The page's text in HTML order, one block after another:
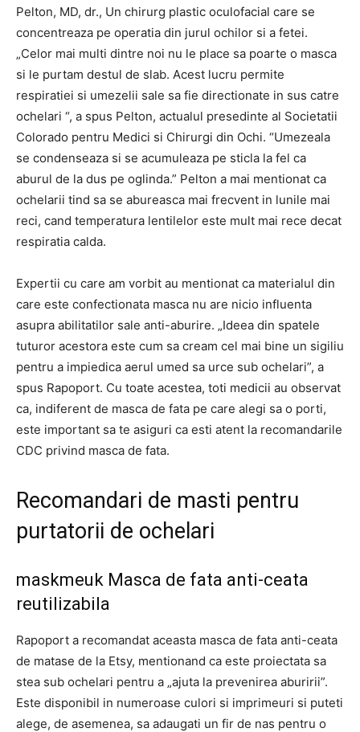
Pelton, MD, dr., Un chirurg plastic oculofacial care se
concentreaza pe operatia din jurul ochilor si a fetei.
„Celor mai multi dintre noi nu le place sa poarte o masca
si le purtam destul de slab. Acest lucru permite
respiratiei si umezelii sale sa fie directionate in sus catre
ochelari “, a spus Pelton, actualul presedinte al Societatii
Colorado pentru Medici si Chirurgi din Ochi. “Umezeala
se condenseaza si se acumuleaza pe sticla la fel ca
aburul de la dus pe oglinda.” Pelton a mai mentionat ca
ochelarii tind sa se abureasca mai frecvent in lunile mai
reci, cand temperatura lentilelor este mult mai rece decat
respiratia calda.
Expertii cu care am vorbit au mentionat ca materialul din
care este confectionata masca nu are nicio influenta
asupra abilitatilor sale anti-aburire. „Ideea din spatele
tuturor acestora este cum sa cream cel mai bine un sigiliu
pentru a impiedica aerul umed sa urce sub ochelari”, a
spus Rapoport. Cu toate acestea, toti medicii au observat
ca, indiferent de masca de fata pe care alegi sa o porti,
este important sa te asiguri ca esti atent la recomandarile
CDC privind masca de fata.
Recomandari de masti pentru
purtatorii de ochelari
maskmeuk Masca de fata anti-ceata
reutilizabila
Rapoport a recomandat aceasta masca de fata anti-ceata
de matase de la Etsy, mentionand ca este proiectata sa
stea sub ochelari pentru a „ajuta la prevenirea aburirii”.
Este disponibil in numeroase culori si imprimeuri si puteti
alege, de asemenea, sa adaugati un fir de nas pentru o